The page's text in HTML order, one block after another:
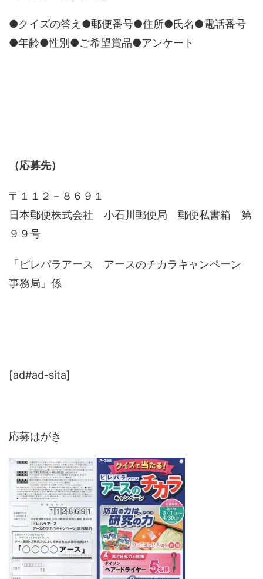
●クイズの答え●郵便番号●住所●氏名●電話番号
●年齢●性別●ご希望賞品●アンケート
（応募先）
〒１１２－８６９１
日本郵便株式会社 小石川郵便局 郵便私書箱 第
９９号
「ピレパラアース アースのチカラキャンペーン
事務局」係
[ad#ad-sita]
応募はがき